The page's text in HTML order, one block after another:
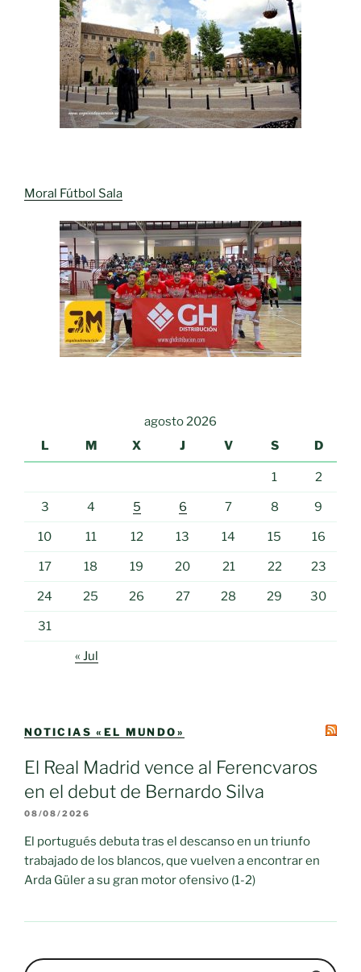
Moral Fútbol Sala
agosto 2026
L
M X J V S D
1 2
3 4 5 6 7 8 9
10 11 12 13 14 15 16
17 18 19 20 21 22 23
24 25 26 27 28 29 30
31
« Jul
NOTICIAS «EL MUNDO»
El Real Madrid vence al Ferencvaros
en el debut de Bernardo Silva
08/08/2026
El portugués debuta tras el descanso en un triunfo
trabajado de los blancos, que vuelven a encontrar en
Arda Güler a su gran motor ofensivo (1-2)